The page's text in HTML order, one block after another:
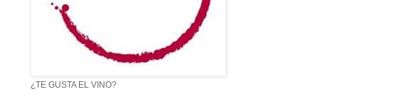
¿TE GUSTA EL VINO?